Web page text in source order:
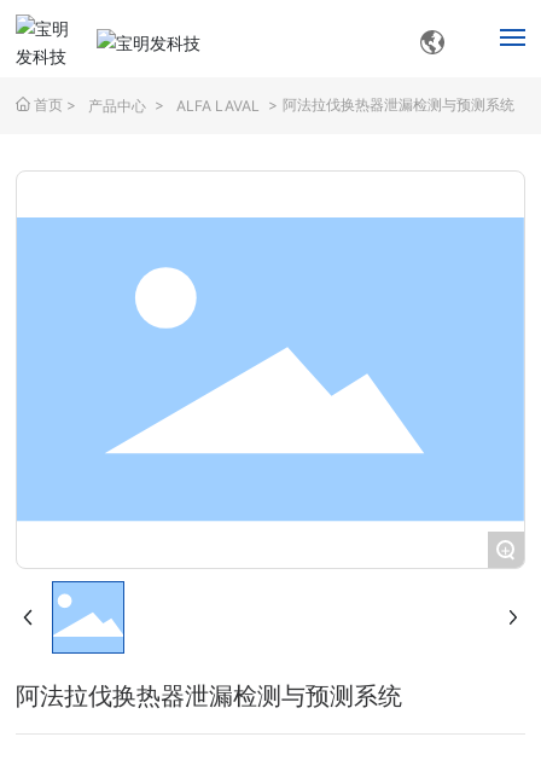
首页
关于我们 搜索
首页 产品中心 ALFA LAVAL 阿法拉伐换热器泄漏检测与预测系统
+
阿法拉伐换热器泄漏检测与预测系统